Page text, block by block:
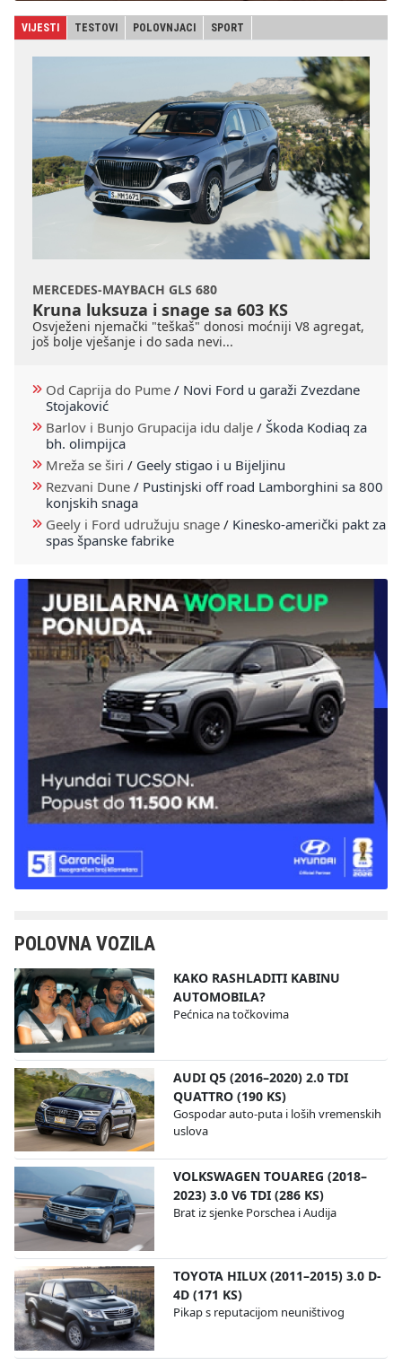
VIJESTI TESTOVI POLOVNJACI SPORT
MERCEDES-MAYBACH GLS 680
Kruna luksuza i snage sa 603 KS
Osvježeni njemački "teškaš" donosi moćniji V8 agregat,
još bolje vješanje i do sada nevi...
Od Caprija do Pume / Novi Ford u garaži Zvezdane
Stojaković
Barlov i Bunjo Grupacija idu dalje / Škoda Kodiaq za
bh. olimpijca
Mreža se širi / Geely stigao i u Bijeljinu
Rezvani Dune / Pustinjski off road Lamborghini sa 800
konjskih snaga
Geely i Ford udružuju snage / Kinesko-američki pakt za
spas španske fabrike
POLOVNA VOZILA
KAKO RASHLADITI KABINU
AUTOMOBILA?
Pećnica na točkovima
AUDI Q5 (2016–2020) 2.0 TDI
QUATTRO (190 KS)
Gospodar auto-puta i loših vremenskih
uslova
VOLKSWAGEN TOUAREG (2018–
2023) 3.0 V6 TDI (286 KS)
Brat iz sjenke Porschea i Audija
TOYOTA HILUX (2011–2015) 3.0 D-
4D (171 KS)
Pikap s reputacijom neuništivog